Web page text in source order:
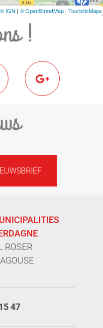
© IGN | © OpenStreetMap | TouristicMaps
!
ROSER
47